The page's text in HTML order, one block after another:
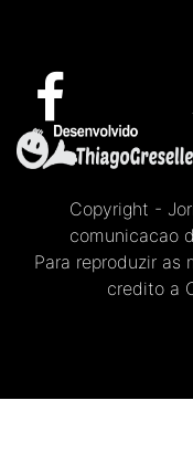
Copyright -
comunicacao
Para reproduzir as
credito a